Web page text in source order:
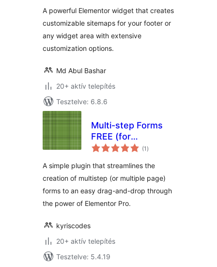
A powerful Elementor widget that creates
customizable sitemaps for your footer or
any widget area with extensive
customization options.
Md Abul Bashar
20+ aktív telepítés
Tesztelve: 6.8.6
Multi-step Forms
FREE (for
Elementor)
(1 értékelés
összesen
)
A simple plugin that streamlines the
creation of multistep (or multiple page)
forms to an easy drag-and-drop through
the power of Elementor Pro.
kyriscodes
20+ aktív telepítés
Tesztelve: 5.4.19